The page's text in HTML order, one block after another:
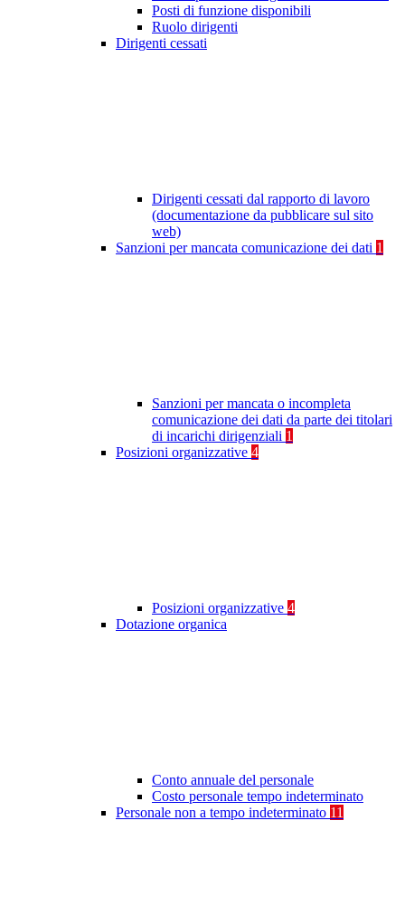
Posti di funzione disponibili
Ruolo dirigenti
Dirigenti cessati
Dirigenti cessati dal rapporto di lavoro
(documentazione da pubblicare sul sito
web)
Sanzioni per mancata comunicazione dei dati 1
Sanzioni per mancata o incompleta
comunicazione dei dati da parte dei titolari
di incarichi dirigenziali 1
Posizioni organizzative 4
Posizioni organizzative 4
Dotazione organica
Conto annuale del personale
Costo personale tempo indeterminato
Personale non a tempo indeterminato 11